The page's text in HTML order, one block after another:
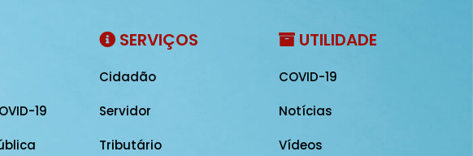
19
SERVIÇOS
Cidadão
Servidor
Tributário
UTILIDADE
COVID-19
Notícias
Vídeos